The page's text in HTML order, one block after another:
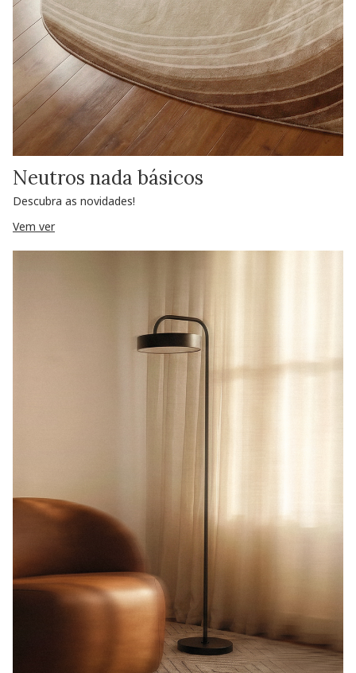
Neutros nada básicos
Descubra as novidades!
Vem ver